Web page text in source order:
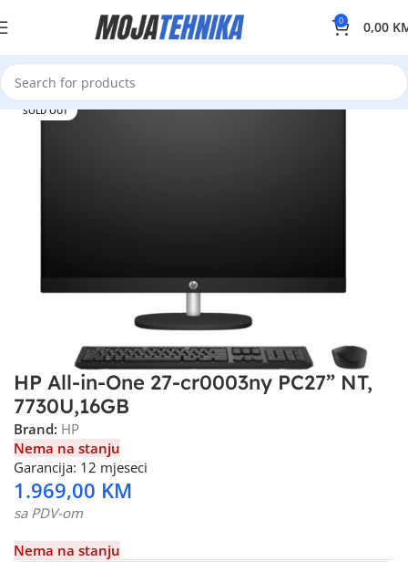
0 0,00
SOLD OUT
HP All-in-One 27-cr0003ny PC27” NT,
7730U,16GB
Brand: HP
Nema na stanju
Garancija: 12 mjeseci
1.969,00 KM
sa PDV-om
Nema na stanju